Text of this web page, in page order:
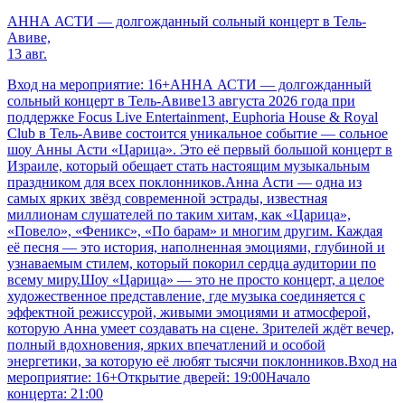
АННА АСТИ — долгожданный сольный концерт в Тель-
Авиве,
13 авг.
Вход на мероприятие: 16+АННА АСТИ — долгожданный
сольный концерт в Тель-Авиве13 августа 2026 года при
поддержке Focus Live Entertainment, Euphoria House & Royal
Club в Тель-Авиве состоится уникальное событие — сольное
шоу Анны Асти «Царица». Это её первый большой концерт в
Израиле, который обещает стать настоящим музыкальным
праздником для всех поклонников.Анна Асти — одна из
самых ярких звёзд современной эстрады, известная
миллионам слушателей по таким хитам, как «Царица»,
«Повело», «Феникс», «По барам» и многим другим. Каждая
её песня — это история, наполненная эмоциями, глубиной и
узнаваемым стилем, который покорил сердца аудитории по
всему миру.Шоу «Царица» — это не просто концерт, а целое
художественное представление, где музыка соединяется с
эффектной режиссурой, живыми эмоциями и атмосферой,
которую Анна умеет создавать на сцене. Зрителей ждёт вечер,
полный вдохновения, ярких впечатлений и особой
энергетики, за которую её любят тысячи поклонников.Вход на
мероприятие: 16+Открытие дверей: 19:00Начало
концерта: 21:00